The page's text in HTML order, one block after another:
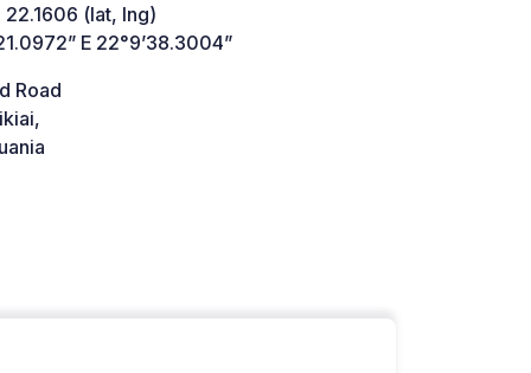
22.1606 (lat, lng)
E 22°9’38.3004”
Road